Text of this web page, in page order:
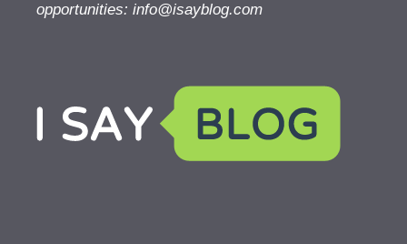
opportunities: info@isayblog.com